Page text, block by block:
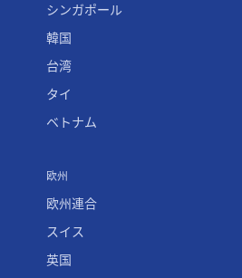
欧州
欧州連合
スイス
英国
シンガポール
韓国
台湾
タイ
ベトナム